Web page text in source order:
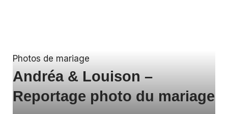
Photos de mariage
Andréa & Louison –
Reportage photo du mariage